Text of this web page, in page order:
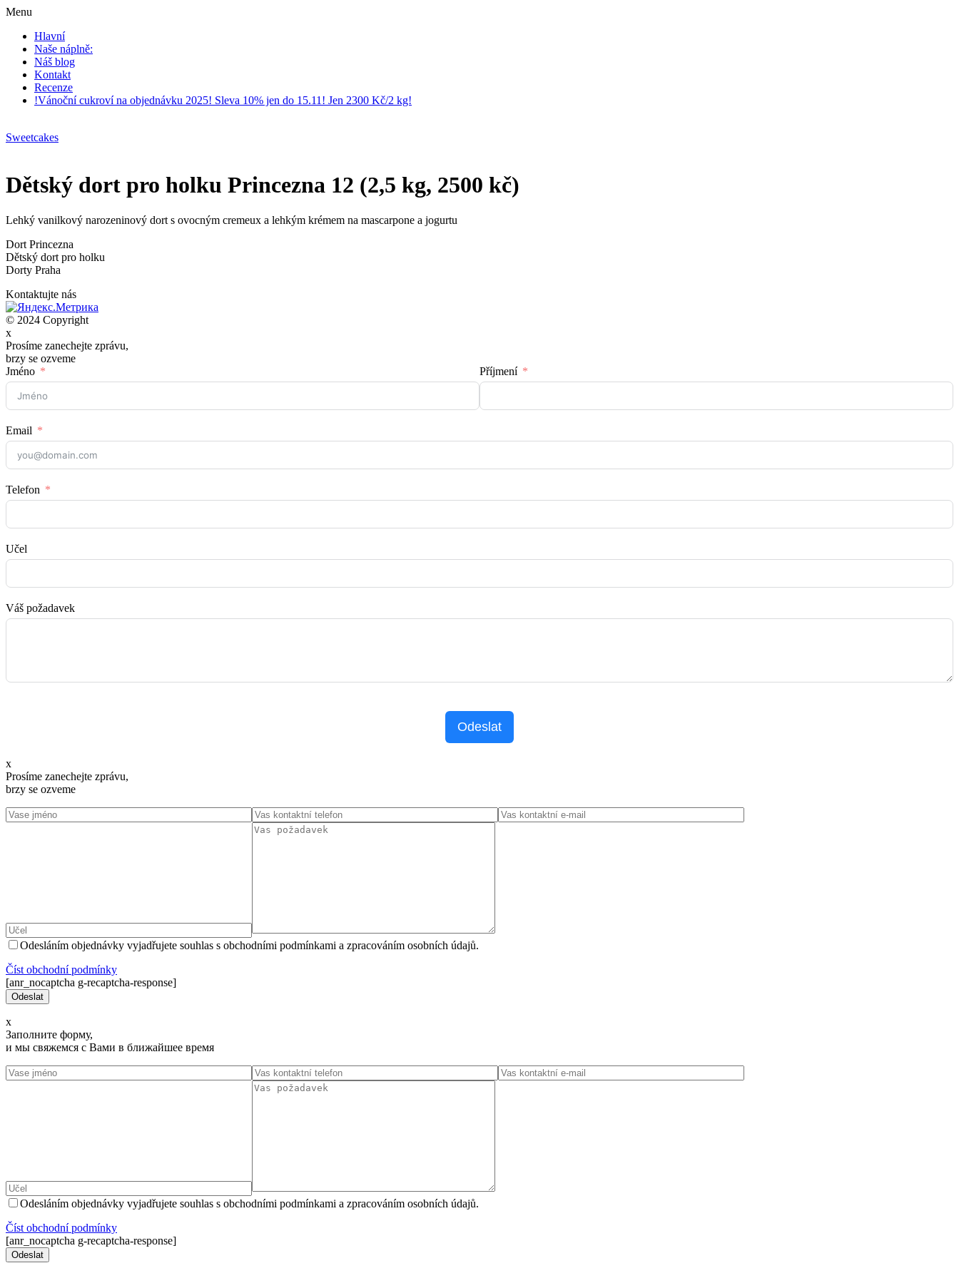
Menu
Hlavní
Naše náplně:
Náš blog
Kontakt
Recenze
!Vánoční cukroví na objednávku 2025! Sleva 10% jen do 15.11! Jen 2300 Kč/2 kg!
Sweetcakes
Dětský dort pro holku Princezna 12 (2,5 kg, 2500 kč)
Lehký vanilkový narozeninový dort s ovocným cremeux a lehkým krémem na mascarpone a jogurtu
Dort Princezna
Dětský dort pro holku
Dorty Praha
Kontaktujte nás
© 2024 Copyright
x
Prosíme zanechejte zprávu,
brzy se ozveme
Jméno
Příjmení
Email
Telefon
Učel
Váš požadavek
Odeslat
x
Prosíme zanechejte zprávu,
brzy se ozveme
Odesláním objednávky vyjadřujete souhlas s obchodními podmínkami a zpracováním osobních údajů.
Číst оbchodní podmínky
[anr_nocaptcha g-recaptcha-response]
x
Заполните форму,
и мы свяжемся с Вами в ближайшее время
Odesláním objednávky vyjadřujete souhlas s obchodními podmínkami a zpracováním osobních údajů.
Číst оbchodní podmínky
[anr_nocaptcha g-recaptcha-response]